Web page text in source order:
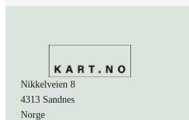
Nikkelveien 8
4313 Sandnes
Norge